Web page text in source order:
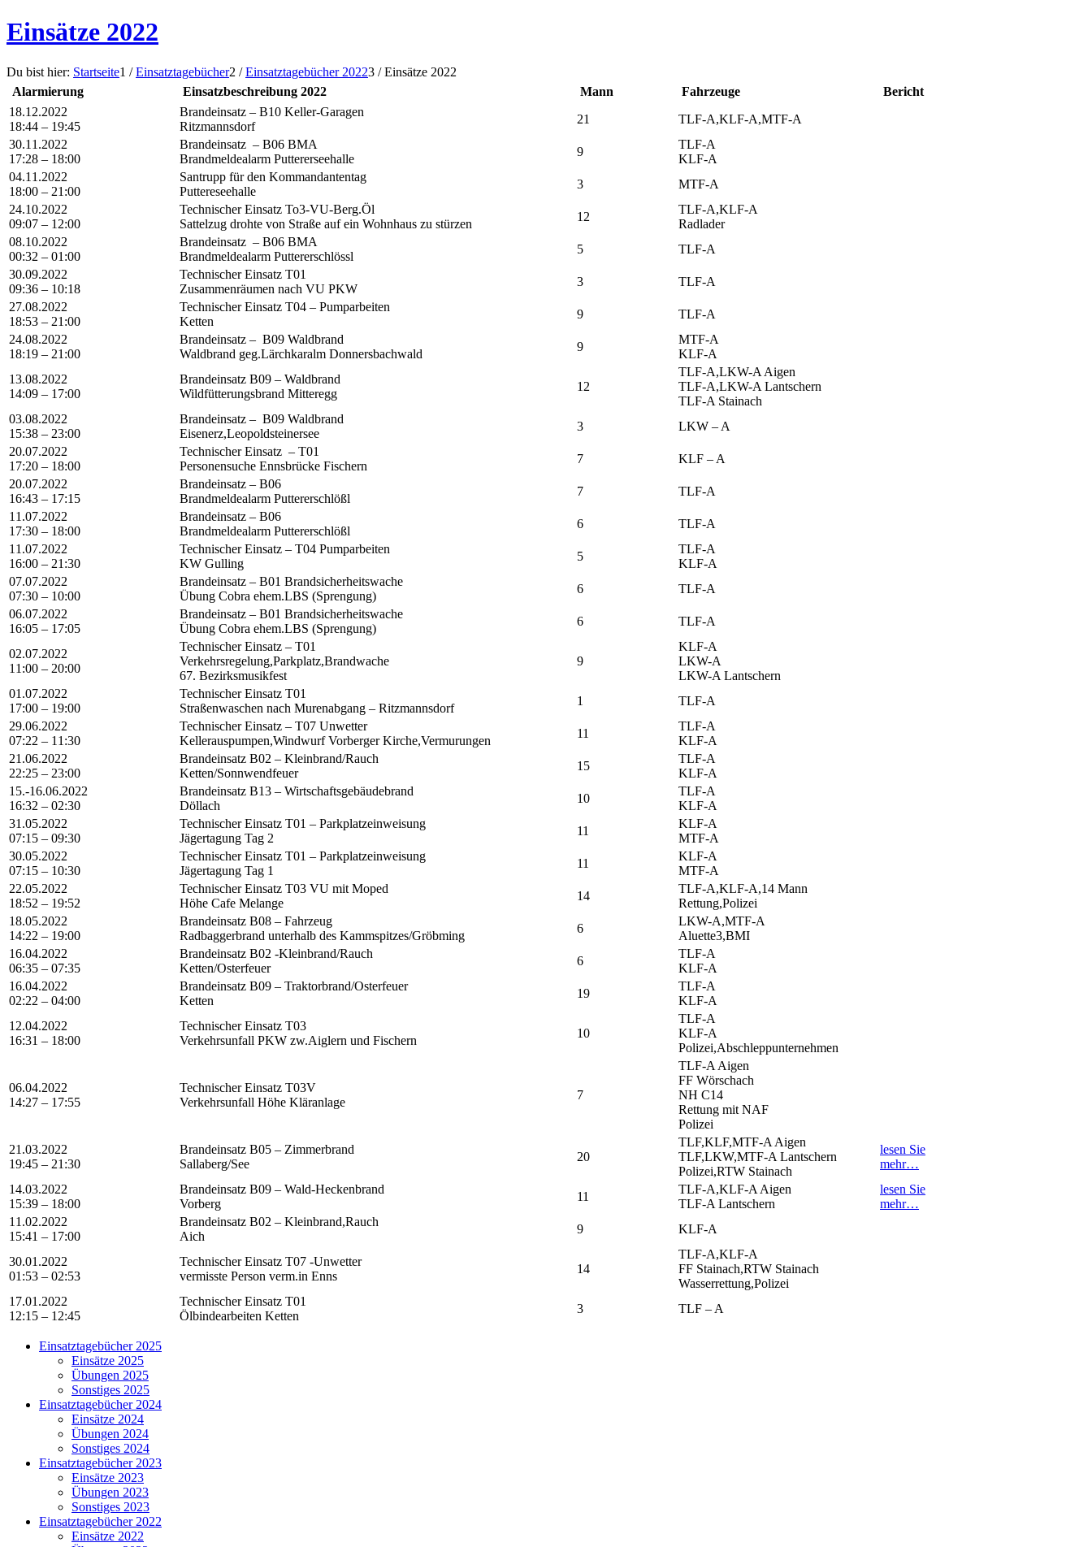
Einsätze 2022
Du bist hier: Startseite1 / Einsatztagebücher2 / Einsatztagebücher 20223 / Einsätze 2022
Alarmierung
Einsatzbeschreibung 2022 Mann Fahrzeuge
Bericht
18.12.2022
18:44 – 19:45
Brandeinsatz – B10 Keller-Garagen
Ritzmannsdorf
21
TLF-A,KLF-A,MTF-A
30.11.2022
17:28 – 18:00
Brandeinsatz – B06 BMA
Brandmeldealarm Puttererseehalle
9
TLF-A
KLF-A
04.11.2022
18:00 – 21:00
Santrupp für den Kommandantentag
Puttereseehalle
3
MTF-A
24.10.2022
09:07 – 12:00
Technischer Einsatz To3-VU-Berg.Öl
Sattelzug drohte von Straße auf ein Wohnhaus zu stürzen
12
TLF-A,KLF-A
Radlader
08.10.2022
00:32 – 01:00
Brandeinsatz – B06 BMA
Brandmeldealarm Puttererschlössl
5
TLF-A
30.09.2022
09:36 – 10:18
Technischer Einsatz T01
Zusammenräumen nach VU PKW
3
TLF-A
27.08.2022
18:53 – 21:00
Technischer Einsatz T04 – Pumparbeiten
Ketten
9
TLF-A
24.08.2022
18:19 – 21:00
Brandeinsatz – B09 Waldbrand
Waldbrand geg.Lärchkaralm Donnersbachwald
9
MTF-A
KLF-A
13.08.2022
14:09 – 17:00
Brandeinsatz B09 – Waldbrand
Wildfütterungsbrand Mitteregg
12
TLF-A,LKW-A Aigen
TLF-A,LKW-A Lantschern
TLF-A Stainach
03.08.2022
15:38 – 23:00
Brandeinsatz – B09 Waldbrand
Eisenerz,Leopoldsteinersee
3
LKW – A
20.07.2022
17:20 – 18:00
Technischer Einsatz – T01
Personensuche Ennsbrücke Fischern
7
KLF – A
20.07.2022
16:43 – 17:15
Brandeinsatz – B06
Brandmeldealarm Puttererschlößl
7
TLF-A
11.07.2022
17:30 – 18:00
Brandeinsatz – B06
Brandmeldealarm Puttererschlößl
6
TLF-A
11.07.2022
16:00 – 21:30
Technischer Einsatz – T04 Pumparbeiten
KW Gulling
5
TLF-A
KLF-A
07.07.2022
07:30 – 10:00
Brandeinsatz – B01 Brandsicherheitswache
Übung Cobra ehem.LBS (Sprengung)
6
TLF-A
06.07.2022
16:05 – 17:05
Brandeinsatz – B01 Brandsicherheitswache
Übung Cobra ehem.LBS (Sprengung)
6 TLF-A
02.07.2022
11:00 – 20:00
Technischer Einsatz – T01
Verkehrsregelung,Parkplatz,Brandwache
67. Bezirksmusikfest
9
KLF-A
LKW-A
LKW-A Lantschern
01.07.2022
17:00 – 19:00
Technischer Einsatz T01
Straßenwaschen nach Murenabgang – Ritzmannsdorf
1
TLF-A
29.06.2022
07:22 – 11:30
Technischer Einsatz – T07 Unwetter
Kellerauspumpen,Windwurf Vorberger Kirche,Vermurungen
11
TLF-A
KLF-A
21.06.2022
22:25 – 23:00
Brandeinsatz B02 – Kleinbrand/Rauch
Ketten/Sonnwendfeuer
15
TLF-A
KLF-A
15.-16.06.2022
16:32 – 02:30
Brandeinsatz B13 – Wirtschaftsgebäudebrand
Döllach
10
TLF-A
KLF-A
31.05.2022
07:15 – 09:30
Technischer Einsatz T01 – Parkplatzeinweisung
Jägertagung Tag 2
11
KLF-A
MTF-A
30.05.2022
07:15 – 10:30
Technischer Einsatz T01 – Parkplatzeinweisung
Jägertagung Tag 1
11
KLF-A
MTF-A
22.05.2022
18:52 – 19:52
Technischer Einsatz T03 VU mit Moped
Höhe Cafe Melange
14
TLF-A,KLF-A,14 Mann
Rettung,Polizei
18.05.2022
14:22 – 19:00
Brandeinsatz B08 – Fahrzeug
Radbaggerbrand unterhalb des Kammspitzes/Gröbming
6
LKW-A,MTF-A
Aluette3,BMI
16.04.2022
06:35 – 07:35
Brandeinsatz B02 -Kleinbrand/Rauch
Ketten/Osterfeuer
6
TLF-A
KLF-A
16.04.2022
02:22 – 04:00
Brandeinsatz B09 – Traktorbrand/Osterfeuer
Ketten
19
TLF-A
KLF-A
12.04.2022
16:31 – 18:00
Technischer Einsatz T03
Verkehrsunfall PKW zw.Aiglern und Fischern
10
TLF-A
KLF-A
Polizei,Abschleppunternehmen
06.04.2022
14:27 – 17:55
Technischer Einsatz T03V
Verkehrsunfall Höhe Kläranlage
7
TLF-A Aigen
FF Wörschach
NH C14
Rettung mit NAF
Polizei
21.03.2022
19:45 – 21:30
Brandeinsatz B05 – Zimmerbrand
Sallaberg/See
20
TLF,KLF,MTF-A Aigen
TLF,LKW,MTF-A Lantschern
Polizei,RTW Stainach
lesen Sie
mehr…
14.03.2022
15:39 – 18:00
Brandeinsatz B09 – Wald-Heckenbrand
Vorberg
11
TLF-A,KLF-A Aigen
TLF-A Lantschern
lesen Sie
mehr…
11.02.2022
15:41 – 17:00
Brandeinsatz B02 – Kleinbrand,Rauch
Aich
9 KLF-A
30.01.2022
01:53 – 02:53
Technischer Einsatz T07 -Unwetter
vermisste Person verm.in Enns
14
TLF-A,KLF-A
FF Stainach,RTW Stainach
Wasserrettung,Polizei
17.01.2022
12:15 – 12:45
Technischer Einsatz T01
Ölbindearbeiten Ketten
3 TLF – A
Einsatztagebücher 2025
Einsätze 2025
Übungen 2025
Sonstiges 2025
Einsatztagebücher 2024
Einsätze 2024
Übungen 2024
Sonstiges 2024
Einsatztagebücher 2023
Einsätze 2023
Übungen 2023
Sonstiges 2023
Einsatztagebücher 2022
Einsätze 2022